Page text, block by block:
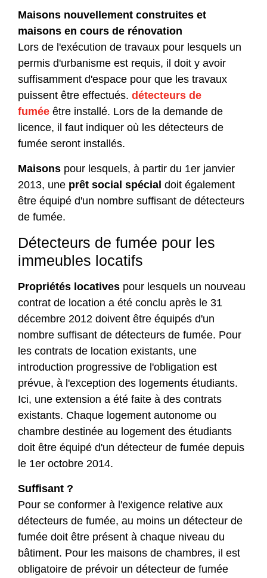
Maisons nouvellement construites et
maisons en cours de rénovation
Lors de l'exécution de travaux pour lesquels un
permis d'urbanisme est requis, il doit y avoir
suffisamment d'espace pour que les travaux
puissent être effectués. détecteurs de
fumée être installé. Lors de la demande de
licence, il faut indiquer où les détecteurs de
fumée seront installés.
Maisons pour lesquels, à partir du 1er janvier
2013, une prêt social spécial doit également
être équipé d'un nombre suffisant de détecteurs
de fumée.
Détecteurs de fumée pour les
immeubles locatifs
Propriétés locatives pour lesquels un nouveau
contrat de location a été conclu après le 31
décembre 2012 doivent être équipés d'un
nombre suffisant de détecteurs de fumée. Pour
les contrats de location existants, une
introduction progressive de l'obligation est
prévue, à l'exception des logements étudiants.
Ici, une extension a été faite à des contrats
existants. Chaque logement autonome ou
chambre destinée au logement des étudiants
doit être équipé d'un détecteur de fumée depuis
le 1er octobre 2014.
Suffisant ?
Pour se conformer à l'exigence relative aux
détecteurs de fumée, au moins un détecteur de
fumée doit être présent à chaque niveau du
bâtiment. Pour les maisons de chambres, il est
obligatoire de prévoir un détecteur de fumée